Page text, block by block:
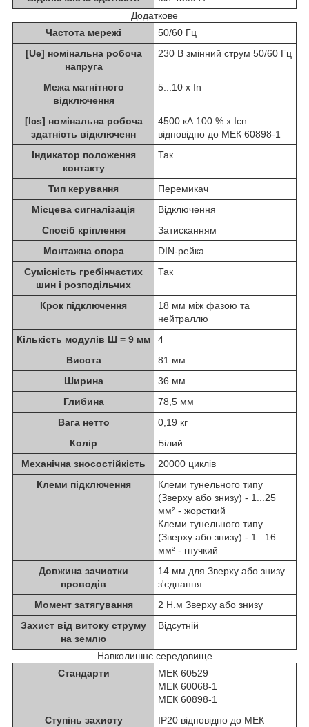
Додаткове
Частота мережі
50/60 Гц
[Ue] номінальна робоча
напруга
230 В змінний струм 50/60 Гц
Межа магнітного
відключення
5...10 x In
[Ics] номінальна робоча
здатність відключенн
4500 кА 100 % x Icn
відповідно до МЕК 60898-1
Індикатор положення
контакту
Так
Тип керування
Перемикач
Місцева сигналізація
Відключення
Спосіб кріплення
Затисканням
Монтажна опора
DIN-рейка
Сумісність гребінчастих
шин і розподільчих
Так
Крок підключення
18 мм між фазою та
нейтраллю
Кількість модулів Ш = 9 мм
4
Висота
81 мм
Ширина
36 мм
Глибина
78,5 мм
Вага нетто
0,19 кг
Колір
Білий
Механічна зносостійкість
20000 циклів
Клеми підключення
Клеми тунельного типу
(Зверху або знизу) - 1...25
мм² - жорсткий
Клеми тунельного типу
(Зверху або знизу) - 1...16
мм² - гнучкий
Довжина зачистки
проводів
14 мм для Зверху або знизу
з'єднання
Момент затягування
2 Н.м Зверху або знизу
Захист від витоку струму
на землю
Відсутній
Навколишнє середовище
Стандарти
МЕК 60529
МЕК 60068-1
МЕК 60898-1
Ступінь захисту
IP20 відповідно до МЕК